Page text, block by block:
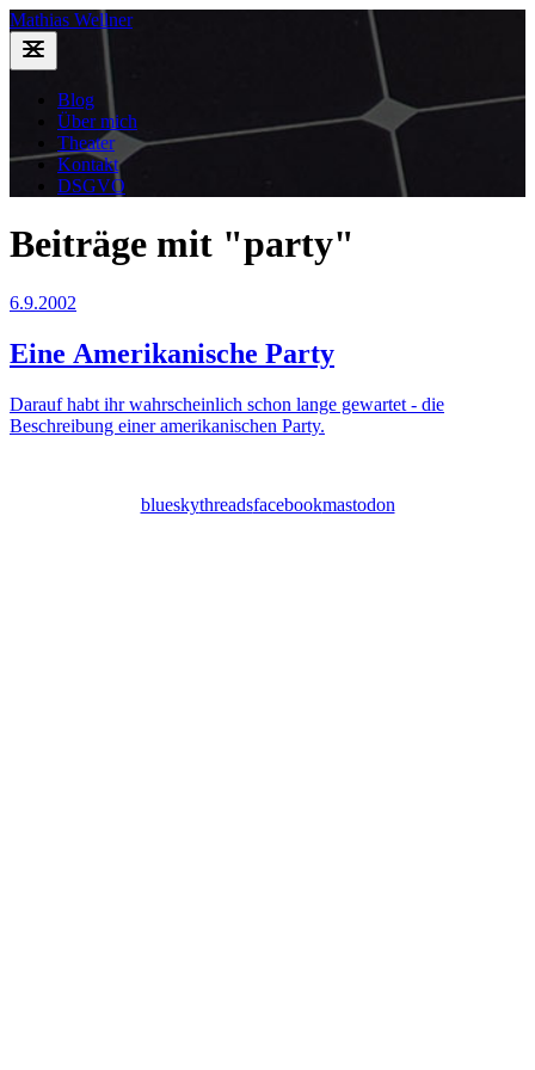
Mathias Wellner
Blog
Über mich
Theater
Kontakt
DSGVO
Beiträge mit "party"
6.9.2002
Eine Amerikanische Party
Darauf habt ihr wahrscheinlich schon lange gewartet - die
Beschreibung einer amerikanischen Party.
blueskythreadsfacebookmastodon